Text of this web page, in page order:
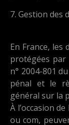
7. Gestion des
En France,
protégées par
n° 2004-801
pénal et le
général sur la
À l’occasion
ou com,